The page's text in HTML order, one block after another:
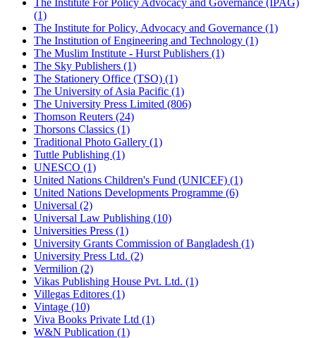
The Institute For Policy Advocacy and Governance (IPAG)
(1)
The Institute for Policy, Advocacy and Governance (1)
The Institution of Engineering and Technology (1)
The Muslim Institute - Hurst Publishers (1)
The Sky Publishers (1)
The Stationery Office (TSO) (1)
The University of Asia Pacific (1)
The University Press Limited (806)
Thomson Reuters (24)
Thorsons Classics (1)
Traditional Photo Gallery (1)
Tuttle Publishing (1)
UNESCO (1)
United Nations Children's Fund (UNICEF) (1)
United Nations Developments Programme (6)
Universal (2)
Universal Law Publishing (10)
Universities Press (1)
University Grants Commission of Bangladesh (1)
University Press Ltd. (2)
Vermilion (2)
Vikas Publishing House Pvt. Ltd. (1)
Villegas Editores (1)
Vintage (10)
Viva Books Private Ltd (1)
W&N Publication (1)